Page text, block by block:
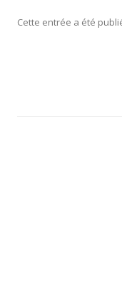
Cette entrée a été